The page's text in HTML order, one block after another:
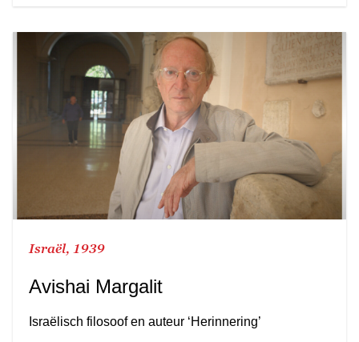
Israël, 1939
Avishai Margalit
Israëlisch filosoof en auteur ‘Herinnering’